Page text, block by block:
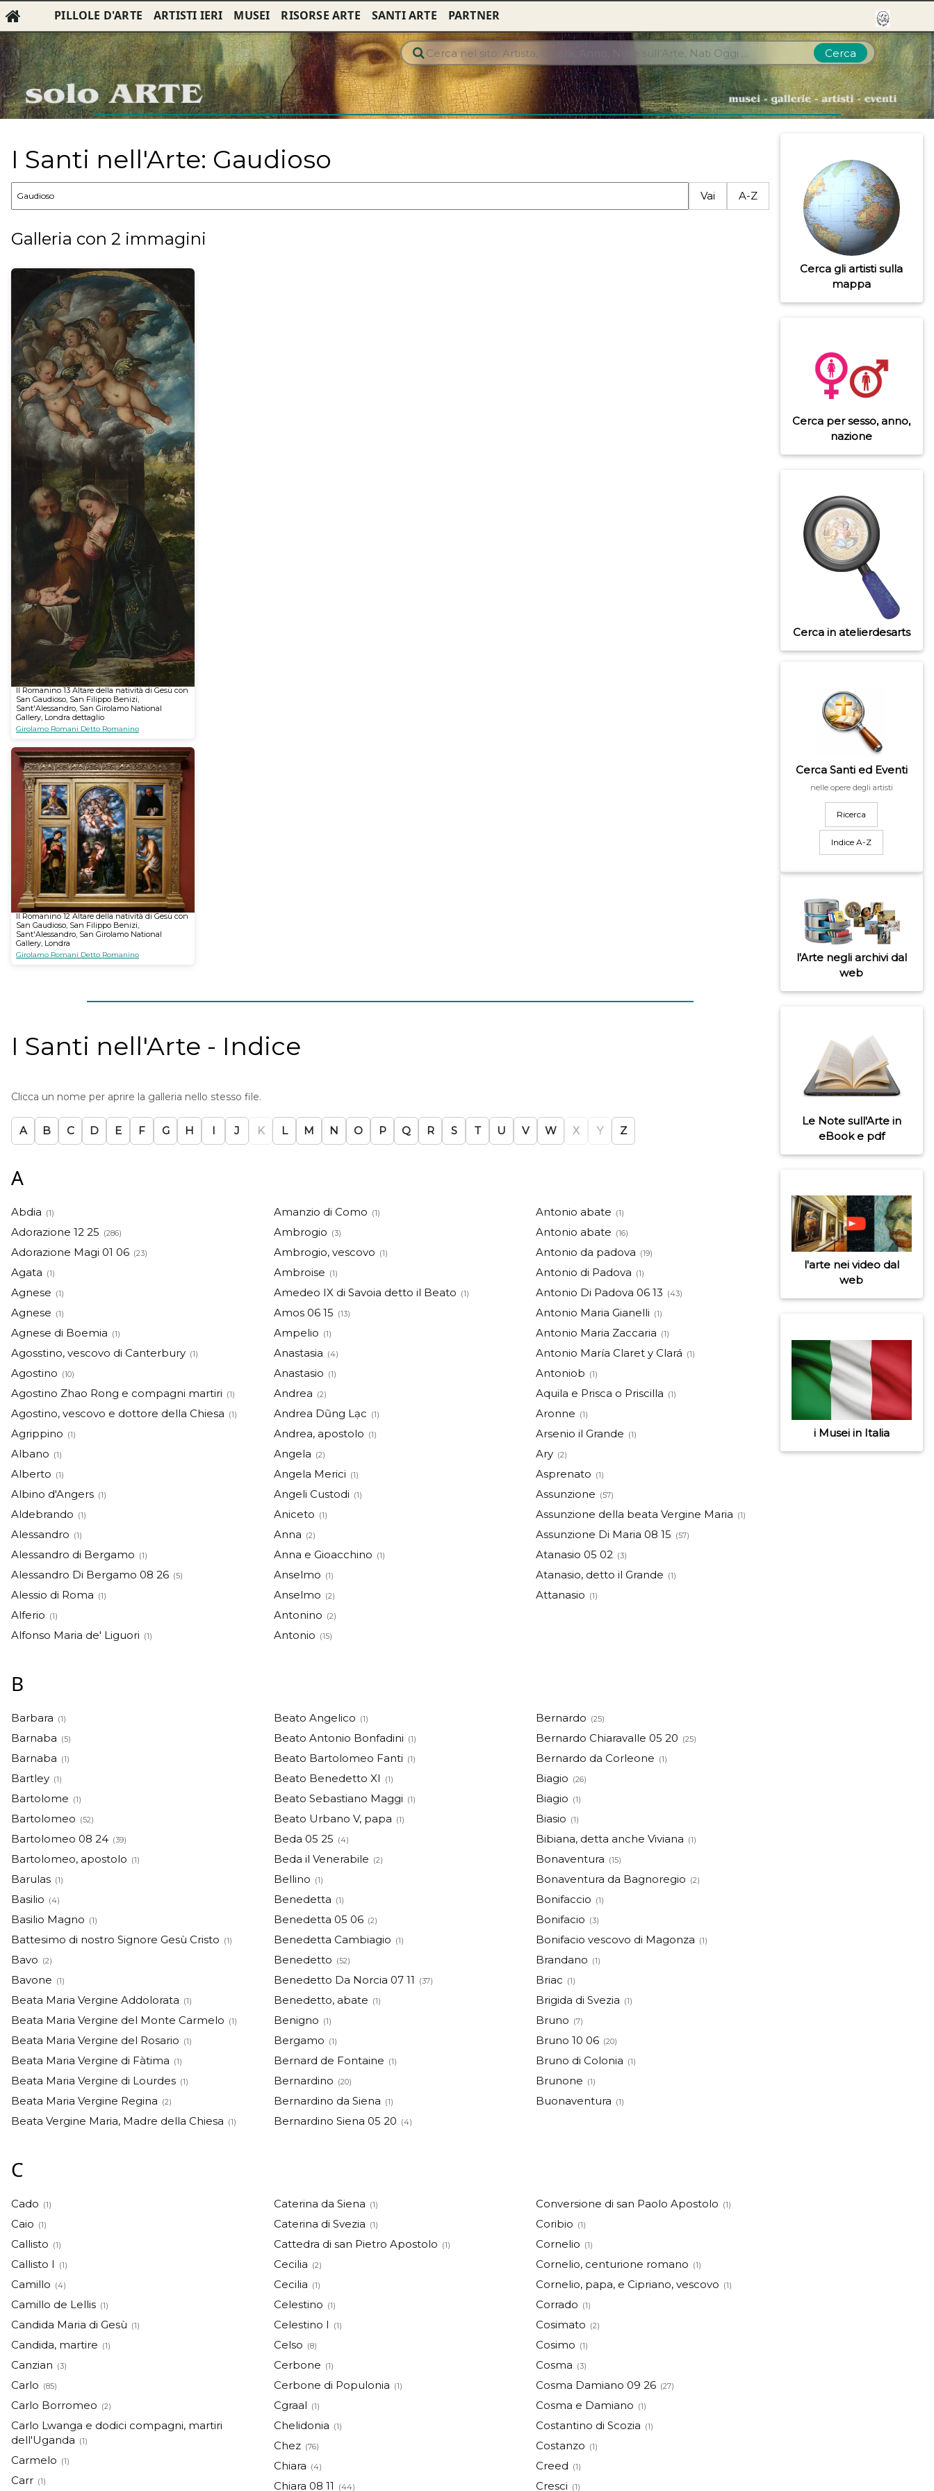
PILLOLE D'ARTE ARTISTI IERI MUSEI RISORSE ARTE SANTI ARTE PARTNER
Cerca
I Santi nell'Arte: Gaudioso
Vai A-Z
Galleria con 2 immagini
Il Romanino 13 Altare della natività di Gesù con
San Gaudioso, San Filippo Benizi,
Sant'Alessandro, San Girolamo National
Gallery, Londra dettaglio
Girolamo Romani Detto Romanino
Il Romanino 12 Altare della natività di Gesù con
San Gaudioso, San Filippo Benizi,
Sant'Alessandro, San Girolamo National
Gallery, Londra
Girolamo Romani Detto Romanino
I Santi nell'Arte - Indice
Clicca un nome per aprire la galleria nello stesso file.
A B C D E F G H I J K L M N O P Q R S T U V W X Y Z
A
Abdia (1)
Adorazione 12 25 (286)
Adorazione Magi 01 06 (23)
Agata (1)
Agnese (1)
Agnese (1)
Agnese di Boemia (1)
Agosstino, vescovo di Canterbury (1)
Agostino (10)
Agostino Zhao Rong e compagni martiri (1)
Agostino, vescovo e dottore della Chiesa (1)
Agrippino (1)
Albano (1)
Alberto (1)
Albino d'Angers (1)
Aldebrando (1)
Alessandro (1)
Alessandro di Bergamo (1)
Alessandro Di Bergamo 08 26 (5)
Alessio di Roma (1)
Alferio (1)
Alfonso Maria de' Liguori (1)
Amanzio di Como (1)
Ambrogio (3)
Ambrogio, vescovo (1)
Ambroise (1)
Amedeo IX di Savoia detto il Beato (1)
Amos 06 15 (13)
Ampelio (1)
Anastasia (4)
Anastasio (1)
Andrea (2)
Andrea Dũng Lạc (1)
Andrea, apostolo (1)
Angela (2)
Angela Merici (1)
Angeli Custodi (1)
Aniceto (1)
Anna (2)
Anna e Gioacchino (1)
Anselmo (1)
Anselmo (2)
Antonino (2)
Antonio (15)
Antonio abate (1)
Antonio abate (16)
Antonio da padova (19)
Antonio di Padova (1)
Antonio Di Padova 06 13 (43)
Antonio Maria Gianelli (1)
Antonio Maria Zaccaria (1)
Antonio María Claret y Clará (1)
Antoniob (1)
Aquila e Prisca o Priscilla (1)
Aronne (1)
Arsenio il Grande (1)
Ary (2)
Asprenato (1)
Assunzione (57)
Assunzione della beata Vergine Maria (1)
Assunzione Di Maria 08 15 (57)
Atanasio 05 02 (3)
Atanasio, detto il Grande (1)
Attanasio (1)
B
Barbara (1)
Barnaba (5)
Barnaba (1)
Bartley (1)
Bartolome (1)
Bartolomeo (52)
Bartolomeo 08 24 (39)
Bartolomeo, apostolo (1)
Barulas (1)
Basilio (4)
Basilio Magno (1)
Battesimo di nostro Signore Gesù Cristo (1)
Bavo (2)
Bavone (1)
Beata Maria Vergine Addolorata (1)
Beata Maria Vergine del Monte Carmelo (1)
Beata Maria Vergine del Rosario (1)
Beata Maria Vergine di Fàtima (1)
Beata Maria Vergine di Lourdes (1)
Beata Maria Vergine Regina (2)
Beata Vergine Maria, Madre della Chiesa (1)
Beato Angelico (1)
Beato Antonio Bonfadini (1)
Beato Bartolomeo Fanti (1)
Beato Benedetto XI (1)
Beato Sebastiano Maggi (1)
Beato Urbano V, papa (1)
Beda 05 25 (4)
Beda il Venerabile (2)
Bellino (1)
Benedetta (1)
Benedetta 05 06 (2)
Benedetta Cambiagio (1)
Benedetto (52)
Benedetto Da Norcia 07 11 (37)
Benedetto, abate (1)
Benigno (1)
Bergamo (1)
Bernard de Fontaine (1)
Bernardino (20)
Bernardino da Siena (1)
Bernardino Siena 05 20 (4)
Bernardo (25)
Bernardo Chiaravalle 05 20 (25)
Bernardo da Corleone (1)
Biagio (26)
Biagio (1)
Biasio (1)
Bibiana, detta anche Viviana (1)
Bonaventura (15)
Bonaventura da Bagnoregio (2)
Bonifaccio (1)
Bonifacio (3)
Bonifacio vescovo di Magonza (1)
Brandano (1)
Briac (1)
Brigida di Svezia (1)
Bruno (7)
Bruno 10 06 (20)
Bruno di Colonia (1)
Brunone (1)
Buonaventura (1)
C
Cado (1)
Caio (1)
Callisto (1)
Callisto I (1)
Camillo (4)
Camillo de Lellis (1)
Candida Maria di Gesù (1)
Candida, martire (1)
Canzian (3)
Carlo (85)
Carlo Borromeo (2)
Carlo Lwanga e dodici compagni, martiri
dell'Uganda (1)
Carmelo (1)
Carr (1)
Caterina da Siena (1)
Caterina di Svezia (1)
Cattedra di san Pietro Apostolo (1)
Cecilia (2)
Cecilia (1)
Celestino (1)
Celestino I (1)
Celso (8)
Cerbone (1)
Cerbone di Populonia (1)
Cgraal (1)
Chelidonia (1)
Chez (76)
Chiara (4)
Chiara 08 11 (44)
Conversione di san Paolo Apostolo (1)
Coribio (1)
Cornelio (1)
Cornelio, centurione romano (1)
Cornelio, papa, e Cipriano, vescovo (1)
Corrado (1)
Cosimato (2)
Cosimo (1)
Cosma (3)
Cosma Damiano 09 26 (27)
Cosma e Damiano (1)
Costantino di Scozia (1)
Costanzo (1)
Creed (1)
Cresci (1)
Cerca gli artisti sulla
mappa
Cerca per sesso, anno,
nazione
Cerca in atelierdesarts
Cerca Santi ed Eventi
nelle opere degli artisti
Ricerca
Indice A-Z
l'Arte negli archivi dal
web
Le Note sull'Arte in
eBook e pdf
l'arte nei video dal
web
i Musei in Italia